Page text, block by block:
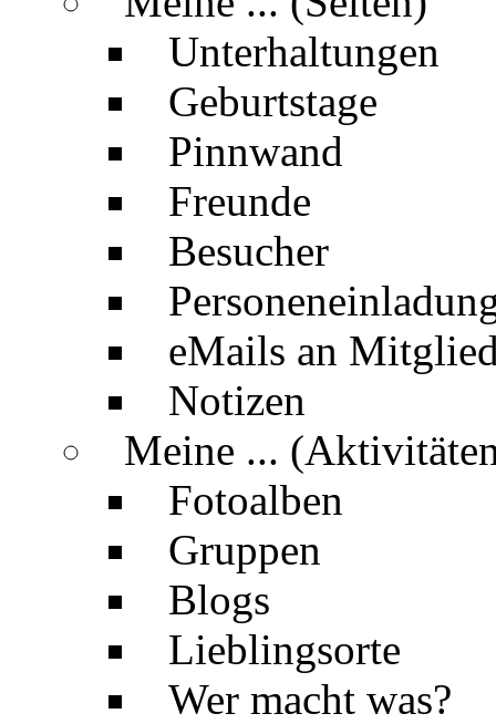
Unterhaltungen
Geburtstage
Pinnwand
Freunde
Besucher
eMails an
Notizen
Meine ...
Fotoalben
Gruppen
Blogs
Lieblingsorte
Wer macht was?